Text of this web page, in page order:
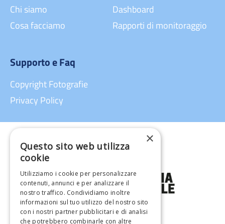
Chi siamo
Cosa facciamo
Dashboard
Rapporti di monitoraggio
Supporto e Faq
Copyright Fotografie
Privacy Policy
×
Questo sito web utilizza
cookie
Utilizziamo i cookie per personalizzare
contenuti, annunci e per analizzare il
nostro traffico. Condividiamo inoltre
informazioni sul tuo utilizzo del nostro sito
con i nostri partner pubblicitari e di analisi
che potrebbero combinarle con altre